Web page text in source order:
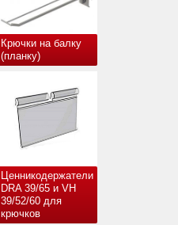
Крючки на балку
(планку)
Ценникодержатели
DRA 39/65 и VH
39/52/60 для
крючков